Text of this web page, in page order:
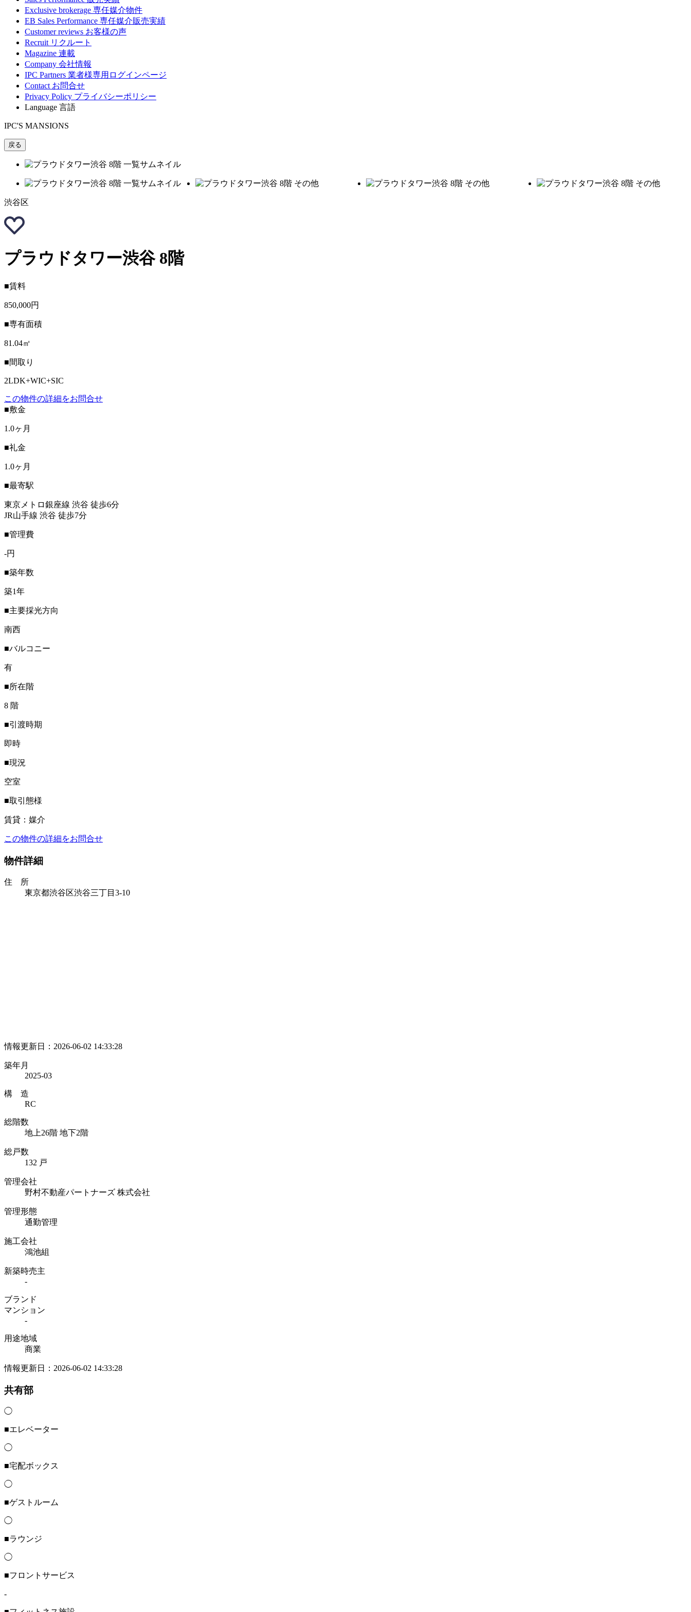
Exclusive brokerage 専任媒介物件
EB Sales Performance 専任媒介販売実績
Customer reviews お客様の声
Recruit リクルート
Magazine 連載
Company 会社情報
IPC Partners 業者様専用ログインページ
Contact お問合せ
Privacy Policy プライバシーポリシー
Language 言語
IPC'S MANSIONS
戻る
渋谷区
プラウドタワー渋谷 8階
■賃料
850,000円
■専有面積
81.04㎡
■間取り
2LDK+WIC+SIC
この物件の詳細をお問合せ
■敷金
1.0ヶ月
■礼金
1.0ヶ月
■最寄駅
東京メトロ銀座線 渋谷 徒歩6分
JR山手線 渋谷 徒歩7分
■管理費
-円
■築年数
築1年
■主要採光方向
南西
■バルコニー
有
■所在階
8 階
■引渡時期
即時
■現況
空室
■取引態様
賃貸：媒介
この物件の詳細をお問合せ
物件詳細
住 所
東京都渋谷区渋谷三丁目3-10
情報更新日：2026-06-02 14:33:28
築年月
2025-03
構 造
RC
総階数
地上26階 地下2階
総戸数
132 戸
管理会社
野村不動産パートナーズ 株式会社
管理形態
通勤管理
施工会社
鴻池組
新築時売主
-
ブランド
マンション
-
用途地域
商業
情報更新日：2026-06-02 14:33:28
共有部
◯
■エレベーター
◯
■宅配ボックス
◯
■ゲストルーム
◯
■ラウンジ
◯
■フロントサービス
-